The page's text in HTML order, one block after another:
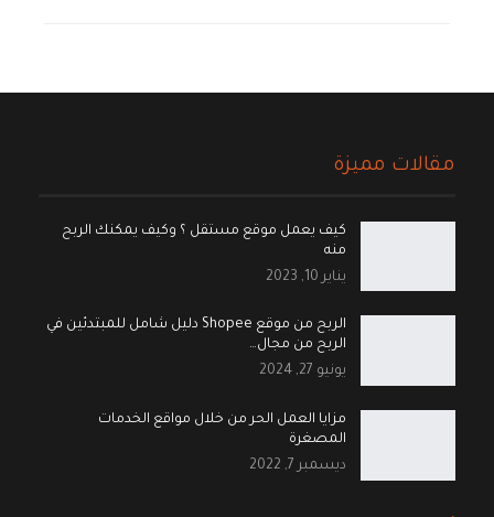
مقالات مميزة
كيف يعمل موقع مستقل ؟ وكيف يمكنك الربح
منه
يناير 10, 2023
الربح من موقع Shopee دليل شامل للمبتدئين في
الربح من مجال…
يونيو 27, 2024
مزايا العمل الحر من خلال مواقع الخدمات
المصغرة
ديسمبر 7, 2022